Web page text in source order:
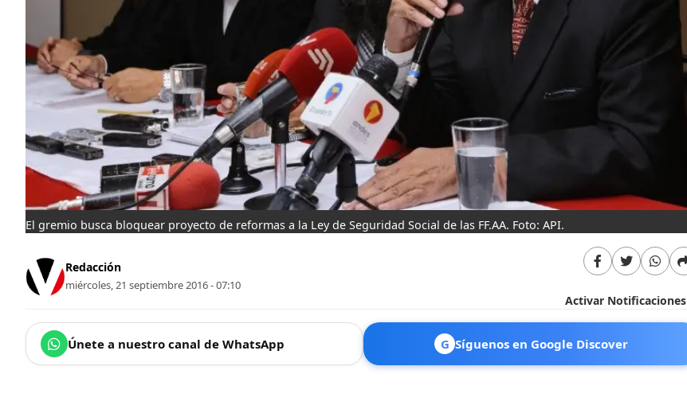
El gremio busca bloquear proyecto de reformas a la Ley de Seguridad Social de las FF.AA. Foto: API.
Redacción
miércoles, 21 septiembre 2016 - 07:10
Activar Notificaciones
Únete a nuestro canal de WhatsApp G Síguenos en Google Discover